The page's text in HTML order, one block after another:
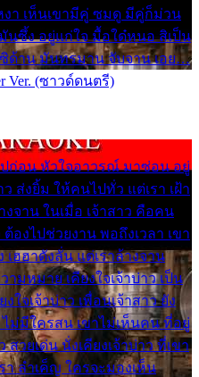
งา เห็นเขามีคู่ ซมดู มีคู่ก็ม่วน
นซึ้ง อยู่แก่ใจ มื้อใด๋หนอ สิเป็น
ซิด้าน มันทรมาน จับจาน เอย…
Ver. (ซาวด์ดนตรี)
ปก่อน หัวใจอาวรณ์ มาซ่อน อยู่
ส่งยิ้ม ให้คนไปทั่ว แต่เรา เฝ้า
งจาน ในเมื่อ เจ้าสาว คือคน
องไปช่วยงาน พอถึงเวลา เขา
ฮฮาดังลั่น แต่เราล้างจาน
มหมาย เคียงใจเจ้าบ่าว เป็น
จเจ้าบ่าว เพื่อนเจ้าสาว ยัง
ม่มีใครสน เขาไม่เห็นคน ที่อยู่
วยเด่น นั่งเคียงเจ้าบ่าว ที่เขา
า ลำเค็ญ ใครจะมองเห็น